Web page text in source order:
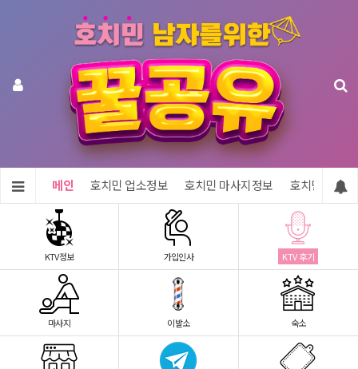
메인 호치민 업소정보 호치민 마사지정보 호치민 숙소
KTV정보 가입인사 KTV 후기
마사지 이발소 숙소